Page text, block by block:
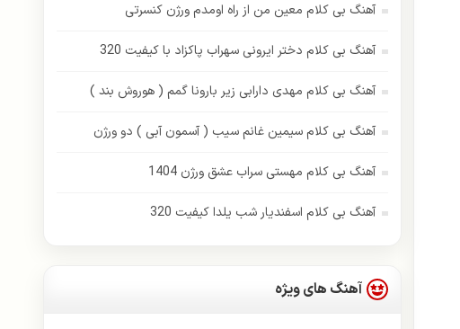
آهنگ بی کلام معین من از راه اومدم ورژن کنسرتی
آهنگ بی کلام دختر ایرونی سهراب پاکزاد با کیفیت 320
آهنگ بی کلام مهدی دارابی زیر بارونا گمم ( هوروش بند )
آهنگ بی کلام سیمین غانم سیب ( آسمون آبی ) دو ورژن
آهنگ بی کلام مهستی سراب عشق ورژن 1404
آهنگ بی کلام اسفندیار شب یلدا کیفیت 320
آهنگ های ویژه